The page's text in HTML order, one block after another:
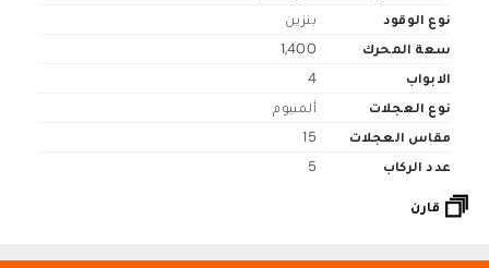
نوع الوقود
بنزين
سعة المحرك
1,400
الابواب
4
نوع العجلات
ألمنيوم
مقاس العجلات
15
عدد الركاب
5
قارن